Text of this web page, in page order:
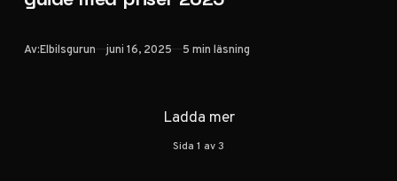
Av:Elbilsgurun Publicerad
juni 16, 2025 5 min läsning
Sida 1 av3
Ladda mer